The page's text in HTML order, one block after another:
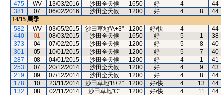
475
WV 13/03/2016 沙田全天候 1650 好 4 --
44
381
07 06/02/2016 沙田全天候 1200 好 4 8
44
14/15 馬季
582
WV 03/05/2015 沙田草地"A+3" 1200 好/快 4 --
44
440
01 08/03/2015 沙田全天候 1650 好 5 1
38
373
04 07/02/2015 沙田全天候 1200 好 5 8
40
301
05 10/01/2015 沙田全天候 1200 好 5 7
40
287
08 04/01/2015 沙田全天候 1200 好 4 1
41
253
07 20/12/2014 沙田全天候 1200 好 4 9
43
219
09 07/12/2014 沙田全天候 1200 好 4 8
44
178
10 23/11/2014 沙田草地"B+2" 1200 好/快 4 13
44
132
08 02/11/2014 沙田草地"C" 1200 好/快 4 11
44